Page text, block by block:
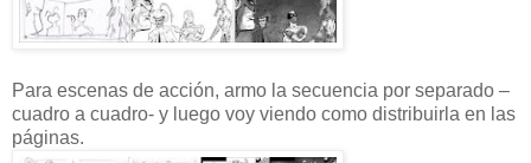
Para escenas de acción, armo la secuencia por separado –
cuadro a cuadro- y luego voy viendo como distribuirla en las
páginas.